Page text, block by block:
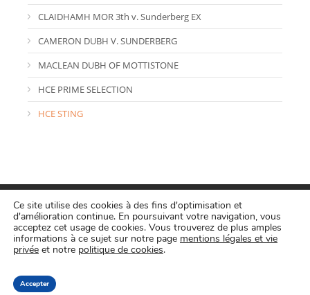
CLAIDHAMH MOR 3th v. Sunderberg EX
CAMERON DUBH V. SUNDERBERG
MACLEAN DUBH OF MOTTISTONE
HCE PRIME SELECTION
HCE STING
Copyright HCE 2018 • Legal:
Ce site utilise des cookies à des fins d'optimisation et
d'amélioration continue. En poursuivant votre navigation, vous
acceptez cet usage de cookies. Vous trouverez de plus amples
informations à ce sujet sur notre page mentions légales et vie
privée et notre politique de cookies.
Accepter